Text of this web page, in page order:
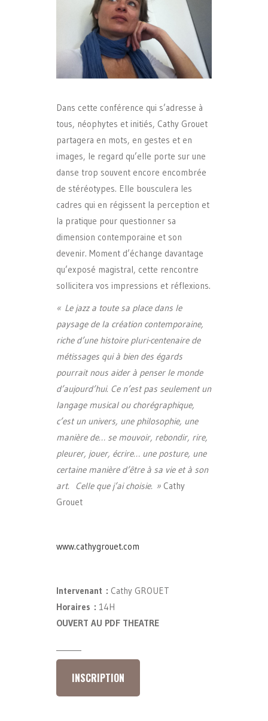
Dans cette conférence qui s’adresse à
tous, néophytes et initiés, Cathy Grouet
partagera en mots, en gestes et en
images, le regard qu’elle porte sur une
danse trop souvent encore encombrée
de stéréotypes. Elle bousculera les
cadres qui en régissent la perception et
la pratique pour questionner sa
dimension contemporaine et son
devenir. Moment d’échange davantage
qu’exposé magistral, cette rencontre
sollicitera vos impressions et réflexions.
« Le jazz a toute sa place dans le
paysage de la création contemporaine,
riche d’une histoire pluri-centenaire de
métissages qui à bien des égards
pourrait nous aider à penser le monde
d’aujourd’hui. Ce n’est pas seulement un
langage musical ou chorégraphique,
c’est un univers, une philosophie, une
manière de… se mouvoir, rebondir, rire,
pleurer, jouer, écrire… une posture, une
certaine manière d’être à sa vie et à son
art. Celle que j’ai choisie. » Cathy
Grouet
www.cathygrouet.com
Intervenant : Cathy GROUET
Horaires : 14H
OUVERT AU PDF THEATRE
INSCRIPTION